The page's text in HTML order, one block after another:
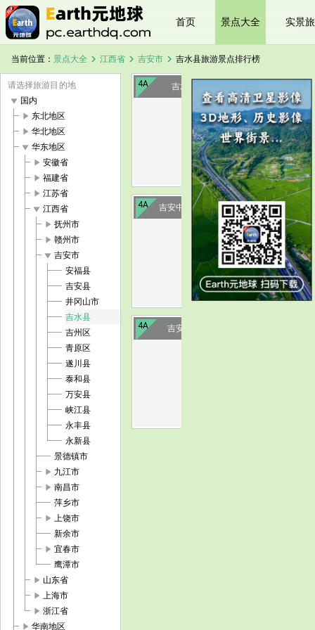
首页 景点大全 实景
当前位置： 景点大全 chevron_right 江西省 chevron_right 吉安市 chevron_right 吉水县旅游景点排行榜
请选择旅游目的地
play_arrow 国内
play_arrow 东北地区
play_arrow 华北地区
play_arrow 华东地区
play_arrow 安徽省
play_arrow 福建省
play_arrow 江苏省
play_arrow 江西省
play_arrow 抚州市
play_arrow 赣州市
play_arrow 吉安市
安福县
吉安县
井冈山市
吉水县
吉州区
青原区
遂川县
泰和县
万安县
峡江县
永丰县
永新县
景德镇市
play_arrow 九江市
play_arrow 南昌市
萍乡市
play_arrow 上饶市
新余市
play_arrow 宜春市
鹰潭市
play_arrow 山东省
play_arrow 上海市
play_arrow 浙江省
play_arrow 华南地区
4A
image
吉水燕坊古村
4A
image
吉安中国进士文化园
4A 吉安墨潭桃花岛